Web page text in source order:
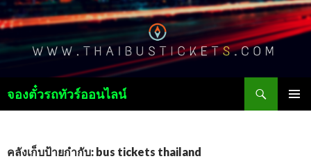
จองตั๋วรถทัวร์ออนไลน์
เนื้อหา
คลังเก็บป้ายกำกับ: bus tickets thailand